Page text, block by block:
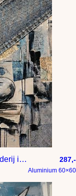
Engel in spijkerbroek – mixed media schilderij in blauw grijs beige en zwart 287,-
Aluminium 60×60